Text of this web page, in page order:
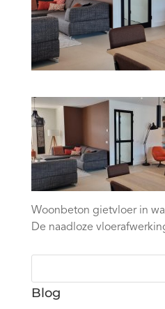
Woonbeton gietvloer in
De naadloze
Blog